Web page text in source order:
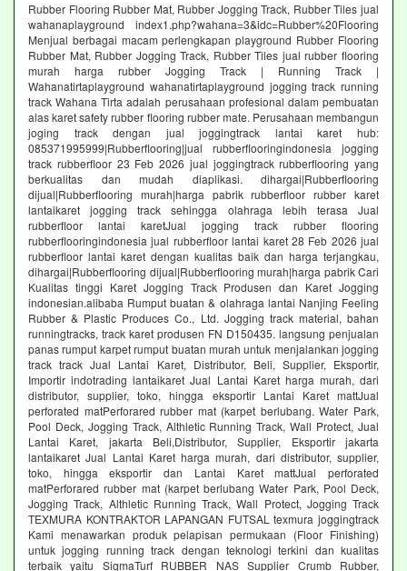
Rubber Flooring Rubber Mat, Rubber Jogging Track, Rubber Tiles jual
wahanaplayground index1.php?wahana=3&idc=Rubber%20Flooring
Menjual berbagai macam perlengkapan playground Rubber Flooring
Rubber Mat, Rubber Jogging Track, Rubber Tiles jual rubber flooring
murah harga rubber Jogging Track | Running Track |
Wahanatirtaplayground wahanatirtaplayground jogging track running
track Wahana Tirta adalah perusahaan profesional dalam pembuatan
alas karet safety rubber flooring rubber mate. Perusahaan membangun
joging track dengan jual joggingtrack lantai karet hub:
085371995999|Rubberflooring|jual rubberflooringindonesia jogging
track rubberfloor 23 Feb 2026 jual joggingtrack rubberflooring yang
berkualitas dan mudah diaplikasi. dihargai|Rubberflooring
dijual|Rubberflooring murah|harga pabrik rubberfloor rubber karet
lantaikaret jogging track sehingga olahraga lebih terasa Jual
rubberfloor lantai karetJual jogging track rubber flooring
rubberflooringindonesia jual rubberfloor lantai karet 28 Feb 2026 jual
rubberfloor lantai karet dengan kualitas baik dan harga terjangkau,
dihargai|Rubberflooring dijual|Rubberflooring murah|harga pabrik Cari
Kualitas tinggi Karet Jogging Track Produsen dan Karet Jogging
indonesian.alibaba Rumput buatan & olahraga lantai Nanjing Feeling
Rubber & Plastic Produces Co., Ltd. Jogging track material, bahan
runningtracks, track karet produsen FN D150435. langsung penjualan
panas rumput karpet rumput buatan murah untuk menjalankan jogging
track track Jual Lantai Karet, Distributor, Beli, Supplier, Eksportir,
Importir indotrading lantaikaret Jual Lantai Karet harga murah, dari
distributor, supplier, toko, hingga eksportir Lantai Karet mattJual
perforated matPerforared rubber mat (karpet berlubang. Water Park,
Pool Deck, Jogging Track, Althletic Running Track, Wall Protect, Jual
Lantai Karet, jakarta Beli,Distributor, Supplier, Eksportir jakarta
lantaikaret Jual Lantai Karet harga murah, dari distributor, supplier,
toko, hingga eksportir dan Lantai Karet mattJual perforated
matPerforared rubber mat (karpet berlubang Water Park, Pool Deck,
Jogging Track, Althletic Running Track, Wall Protect, Jogging Track
TEXMURA KONTRAKTOR LAPANGAN FUTSAL texmura joggingtrack
Kami menawarkan produk pelapisan permukaan (Floor Finishing)
untuk jogging running track dengan teknologi terkini dan kualitas
terbaik yaitu SigmaTurf RUBBER NAS Supplier Crumb Rubber,